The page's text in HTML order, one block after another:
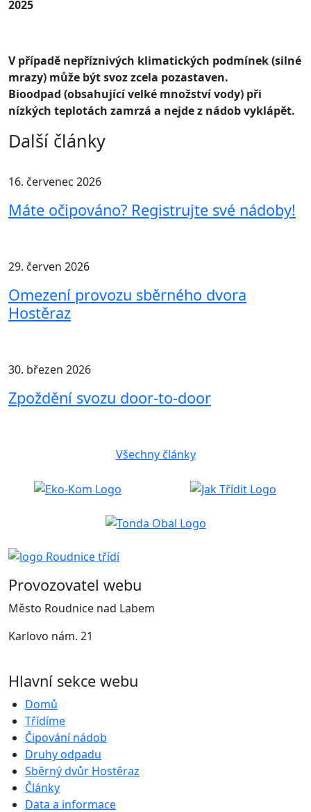
2025
V případě nepříznivých klimatických podmínek (silné
mrazy) může být svoz zcela pozastaven.
Bioodpad (obsahující velké množství vody) při
nízkých teplotách zamrzá a nejde z nádob vyklápět.
Další články
16. červenec 2026
Máte očipováno? Registrujte své nádoby!
29. červen 2026
Omezení provozu sběrného dvora
Hostěraz
30. březen 2026
Zpoždění svozu door-to-door
Všechny články
Provozovatel webu
Město Roudnice nad Labem
Karlovo nám. 21
Hlavní sekce webu
Domů
Třídíme
Čipování nádob
Druhy odpadu
Sběrný dvůr Hostěraz
Články
Data a informace